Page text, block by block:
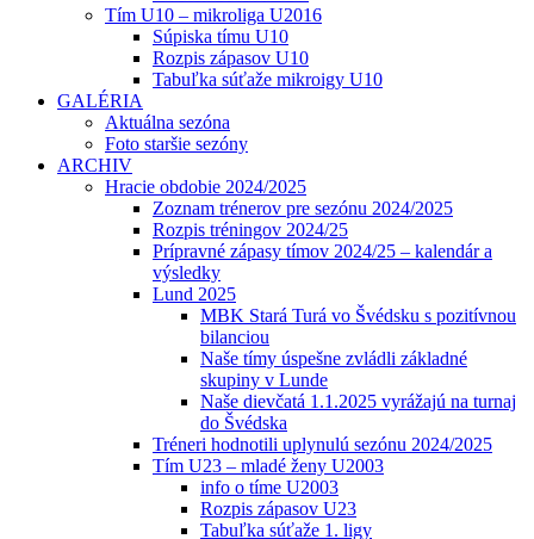
Tím U10 – mikroliga U2016
Súpiska tímu U10
Rozpis zápasov U10
Tabuľka súťaže mikroigy U10
GALÉRIA
Aktuálna sezóna
Foto staršie sezóny
ARCHIV
Hracie obdobie 2024/2025
Zoznam trénerov pre sezónu 2024/2025
Rozpis tréningov 2024/25
Prípravné zápasy tímov 2024/25 – kalendár a
výsledky
Lund 2025
MBK Stará Turá vo Švédsku s pozitívnou
bilanciou
Naše tímy úspešne zvládli základné
skupiny v Lunde
Naše dievčatá 1.1.2025 vyrážajú na turnaj
do Švédska
Tréneri hodnotili uplynulú sezónu 2024/2025
Tím U23 – mladé ženy U2003
info o tíme U2003
Rozpis zápasov U23
Tabuľka súťaže 1. ligy